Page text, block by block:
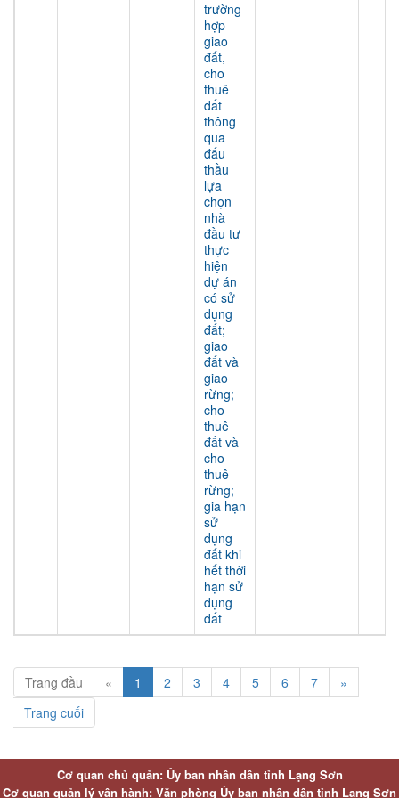
trường
hợp
giao
đất,
cho
thuê
đất
thông
qua
đấu
thầu
lựa
chọn
nhà
đầu tư
thực
hiện
dự án
có sử
dụng
đất;
giao
đất và
giao
rừng;
cho
thuê
đất và
cho
thuê
rừng;
gia hạn
sử
dụng
đất khi
hết thời
hạn sử
dụng
đất
Trang đầu « 1 2 3 4 5 6 7
»
Trang cuối
Cơ quan chủ quản: Ủy ban nhân dân tỉnh Lạng Sơn
Cơ quan quản lý vận hành: Văn phòng Ủy ban nhân dân tỉnh Lạng Sơn